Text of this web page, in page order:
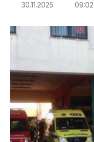
30.11.2025 09:02
Imagem